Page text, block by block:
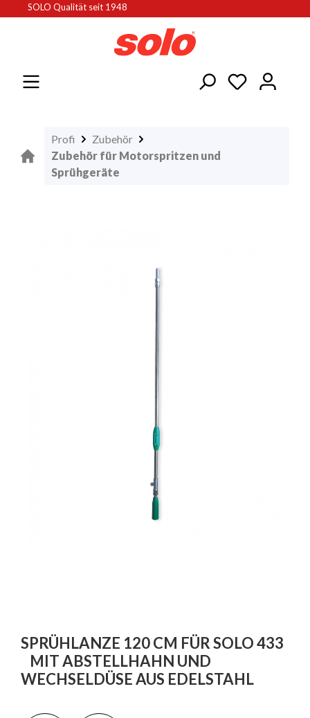
springen
SOLO Qualität seit 1948
Profi
Zubehör
Zubehör für Motorspritzen und
Sprühgeräte
SPRÜHLANZE 120 CM FÜR SOLO 433
MIT ABSTELLHAHN UND
WECHSELDÜSE AUS EDELSTAHL